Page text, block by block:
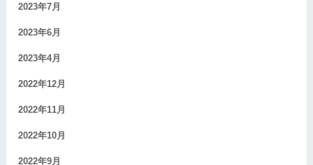
2023年7月
2023年6月
2023年4月
2022年12月
2022年11月
2022年10月
2022年9月